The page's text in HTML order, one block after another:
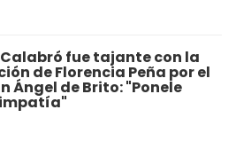
fue tajante con la
de Florencia Peña por el
Ángel de Brito: "Ponele